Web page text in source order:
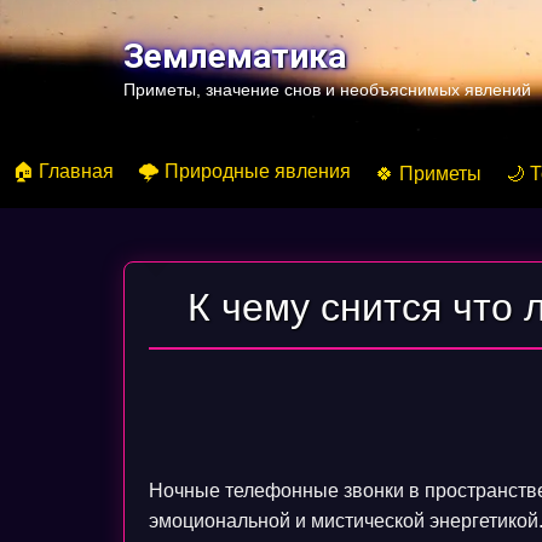
к
содержимомуЗемлематика
Приметы, значение снов и необъяснимых явлений
🏠 Главная 🌩️ Природные явления 🍀 Приметы 🌙
К чему снится что
Ночные телефонные звонки в
эмоциональной и мистической